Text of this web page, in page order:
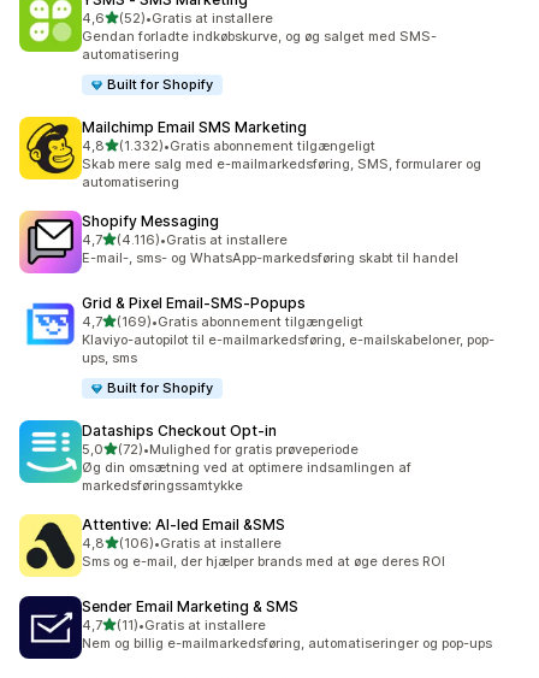
4,6ud af 5 stjerner
(52)
52 anmeldelser i alt
•Gratis at installere
Gendan forladte indkøbskurve, og øg salget med SMS-
automatisering
Built for Shopify
Mailchimp Email SMS Marketing
4,8ud af 5 stjerner
(1.332)
1332 anmeldelser i alt
•Gratis abonnement tilgængeligt
Skab mere salg med e-mailmarkedsføring, SMS, formularer og
automatisering
Shopify Messaging
4,7ud af 5 stjerner
(4.116)
4116 anmeldelser i alt
•Gratis at installere
E-mail-, sms- og WhatsApp-markedsføring skabt til handel
Grid & Pixel Email‑SMS‑Popups
4,7ud af 5 stjerner
(169)
169 anmeldelser i alt
•Gratis abonnement tilgængeligt
Klaviyo-autopilot til e-mailmarkedsføring, e-mailskabeloner, pop-
ups, sms
Built for Shopify
Dataships Checkout Opt‑in
5,0ud af 5 stjerner
(72)
72 anmeldelser i alt
•Mulighed for gratis prøveperiode
Øg din omsætning ved at optimere indsamlingen af
markedsføringssamtykke
Attentive: AI‑led Email &SMS
4,8ud af 5 stjerner
(106)
106 anmeldelser i alt
•Gratis at installere
Sms og e-mail, der hjælper brands med at øge deres ROI
Sender Email Marketing & SMS
4,7ud af 5 stjerner
(11)
11 anmeldelser i alt
•Gratis at installere
Nem og billig e-mailmarkedsføring, automatiseringer og pop-ups